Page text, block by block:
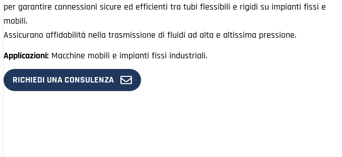
per garantire connessioni sicure ed efficienti tra tubi flessibili e rigidi su impianti fissi e
mobili.
Assicurano affidabilità nella trasmissione di fluidi ad alta e altissima pressione.
Applicazioni: Macchine mobili e impianti fissi industriali.
RICHIEDI UNA CONSULENZA